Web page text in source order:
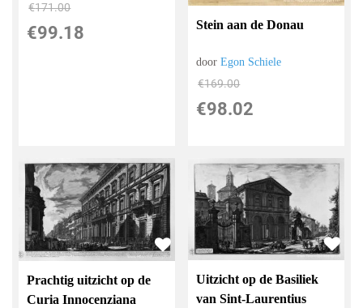
€171.00
€99.18 Stein aan de Donau
doorEgon Schiele
€169.00
€98.02
Prachtig uitzicht op de
Curia Innocenziana
Uitzicht op de Basiliek
van Sint-Laurentius